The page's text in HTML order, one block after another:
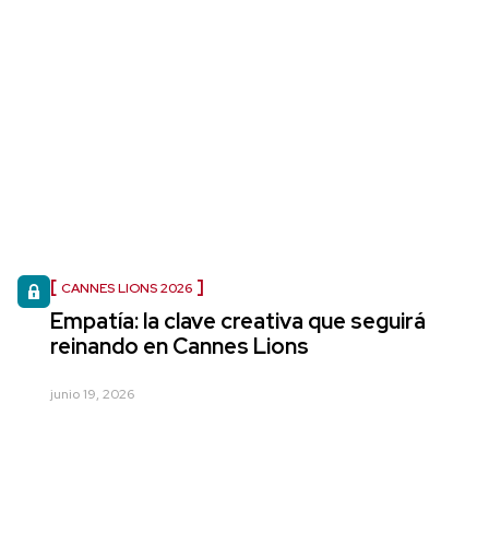
CANNES LIONS 2026
Empatía: la clave creativa que seguirá
reinando en Cannes Lions
junio 19, 2026